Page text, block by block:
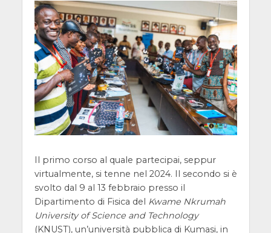
Il primo corso al quale partecipai, seppur
virtualmente, si tenne nel 2024. Il secondo si è
svolto dal 9 al 13 febbraio presso il
Dipartimento di Fisica del Kwame Nkrumah
University of Science and Technology
(KNUST), un’università pubblica di Kumasi, in